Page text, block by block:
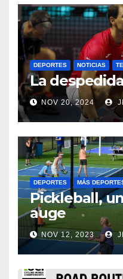
DEPORTES NOTICIAS
La
NOV 20, 2024
DEPORTES MÁS
Pickleball,
auge
NOV 12, 2023